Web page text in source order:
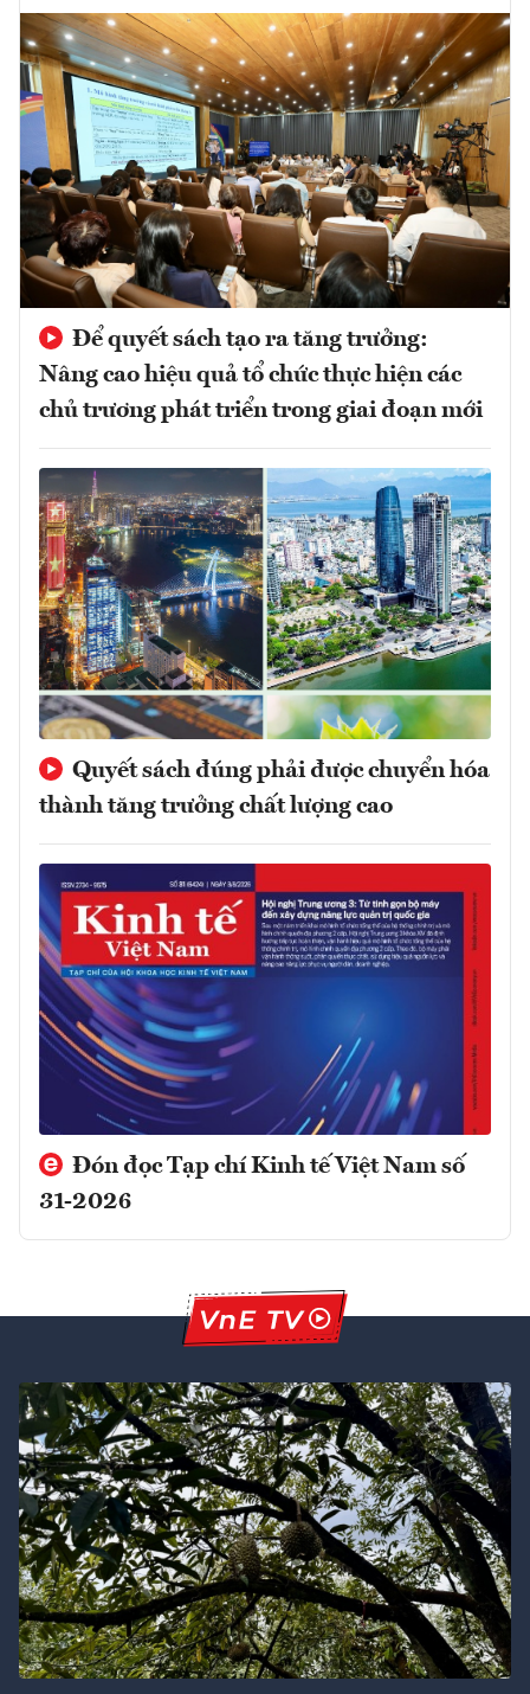
Để quyết sách tạo ra tăng trưởng:
Nâng cao hiệu quả tổ chức thực hiện các
chủ trương phát triển trong giai đoạn mới
Quyết sách đúng phải được chuyển hóa
thành tăng trưởng chất lượng cao
Đón đọc Tạp chí Kinh tế Việt Nam số
31-2026